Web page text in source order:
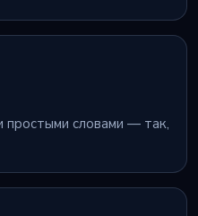
простыми словами — так,